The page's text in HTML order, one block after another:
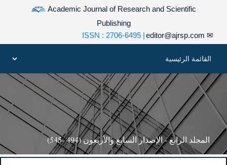
Academic Journal of Research and Scientific
Publishing
✉
المجلد الرابع - الإصدار السابع والأربعون (494 -545)